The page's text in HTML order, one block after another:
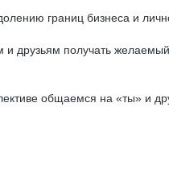
границ бизнеса и
получать желаемый
общаемся на «ты» и